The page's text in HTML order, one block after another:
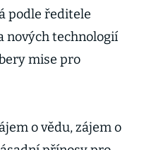
podle ředitele
nových technologií
mise pro
o vědu, zájem o